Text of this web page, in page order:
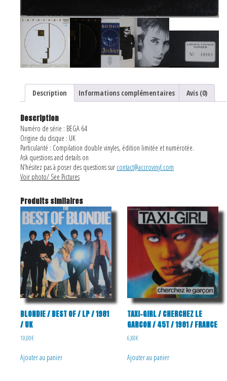
Description Informations complémentaires Avis (0)
Description
Numéro de série : BEGA 64
Origine du disque : UK
Particularité : Compilation double vinyles, édition limitée et numérotée.
Ask questions and details on
N’hésitez pas à poser des questions sur contact@accrovinyl.com
Voir photo/ See Pictures
Produits similaires
BLONDIE / BEST OF / LP / 1981
/ UK
10,00€
Ajouter au panier
TAXI-GIRL / CHERCHEZ LE
GARCON / 45T / 1981 / FRANCE
6,80€
Ajouter au panier